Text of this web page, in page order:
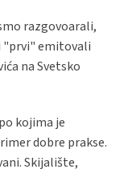
razgovoarali,
"prvi" emitovali
na Svetsko
kojima je
dobre prakse.
Skijalište,